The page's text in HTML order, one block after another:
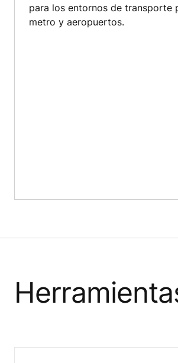
para los entornos de transporte
metro y aeropuertos.